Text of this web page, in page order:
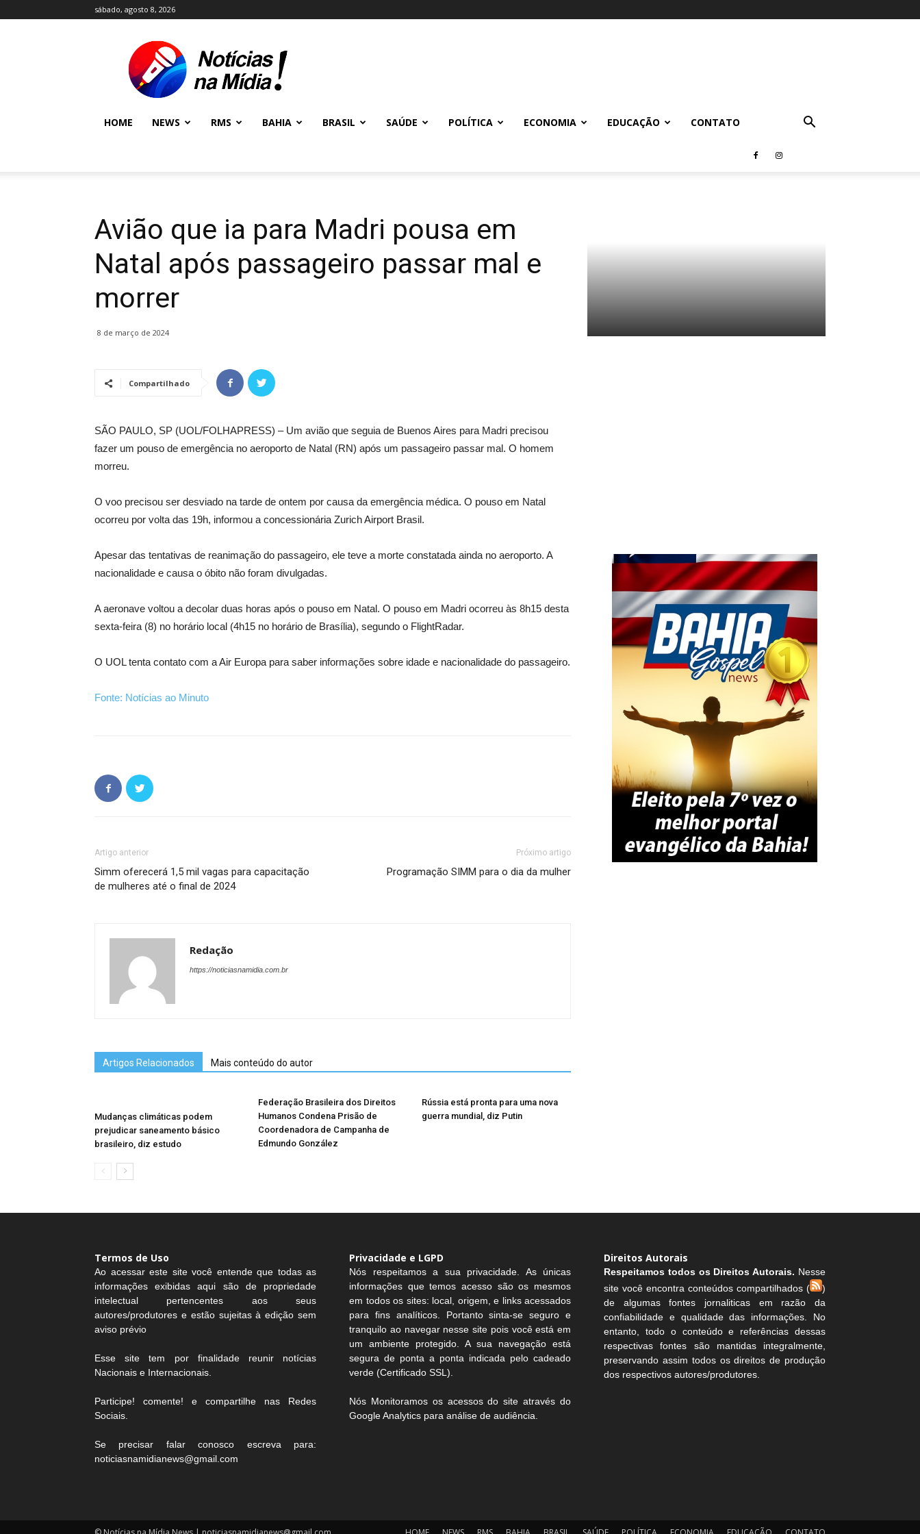
sábado, agosto 8, 2026
NOTÍCIAS
NA
MÍDIA
NEWS
HOME NEWS RMS BAHIA BRASIL SAÚDE POLÍTICA ECONOMIA EDUCAÇÃO CONTATO
Avião que ia para Madri pousa em
Natal após passageiro passar mal e
morrer
8 de março de 2024
Compartilhado
SÃO PAULO, SP (UOL/FOLHAPRESS) – Um avião que seguia de Buenos Aires para Madri precisou
fazer um pouso de emergência no aeroporto de Natal (RN) após um passageiro passar mal. O homem
morreu.
O voo precisou ser desviado na tarde de ontem por causa da emergência médica. O pouso em Natal
ocorreu por volta das 19h, informou a concessionária Zurich Airport Brasil.
Apesar das tentativas de reanimação do passageiro, ele teve a morte constatada ainda no aeroporto. A
nacionalidade e causa o óbito não foram divulgadas.
A aeronave voltou a decolar duas horas após o pouso em Natal. O pouso em Madri ocorreu às 8h15 desta
sexta-feira (8) no horário local (4h15 no horário de Brasília), segundo o FlightRadar.
O UOL tenta contato com a Air Europa para saber informações sobre idade e nacionalidade do passageiro.
Fonte: Notícias ao Minuto
Artigo anterior
Simm oferecerá 1,5 mil vagas para capacitação
de mulheres até o final de 2024
Próximo artigo
Programação SIMM para o dia da mulher
Redação
https://noticiasnamidia.com.br
Artigos Relacionados Mais conteúdo do autor
Mudanças climáticas podem
prejudicar saneamento básico
brasileiro, diz estudo
Federação Brasileira dos Direitos
Humanos Condena Prisão de
Coordenadora de Campanha de
Edmundo González
Rússia está pronta para uma nova
guerra mundial, diz Putin
Termos de Uso
Ao acessar este site você entende que todas as
informações exibidas aqui são de propriedade
intelectual pertencentes aos seus
autores/produtores e estão sujeitas à edição sem
aviso prévio
Esse site tem por finalidade reunir notícias
Nacionais e Internacionais.
Participe! comente! e compartilhe nas Redes
Sociais.
Se precisar falar conosco escreva para:
noticiasnamidianews@gmail.com
Privacidade e LGPD
Nós respeitamos a sua privacidade. As únicas
informações que temos acesso são os mesmos
em todos os sites: local, origem, e links acessados
para fins analíticos. Portanto sinta-se seguro e
tranquilo ao navegar nesse site pois você está em
um ambiente protegido. A sua navegação está
segura de ponta a ponta indicada pelo cadeado
verde (Certificado SSL).
Nós Monitoramos os acessos do site através do
Google Analytics para análise de audiência.
Direitos Autorais
Respeitamos todos os Direitos Autorais. Nesse
site você encontra conteúdos compartilhados (
)
de algumas fontes jornaliticas em razão da
confiabilidade e qualidade das informações. No
entanto, todo o conteúdo e referências dessas
respectivas fontes são mantidas integralmente,
preservando assim todos os direitos de produção
dos respectivos autores/produtores.